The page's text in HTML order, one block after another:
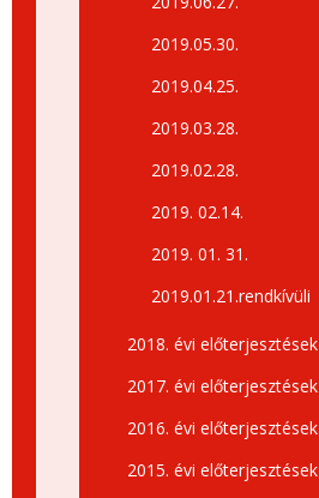
2019.05.30.
2019.04.25.
2019.03.28.
2019.02.28.
2019. 02.14.
2019. 01. 31.
2019.01.21.rendkívüli
2018. évi előterjesztések
2017. évi előterjesztések
2016. évi előterjesztések
2015. évi előterjesztések